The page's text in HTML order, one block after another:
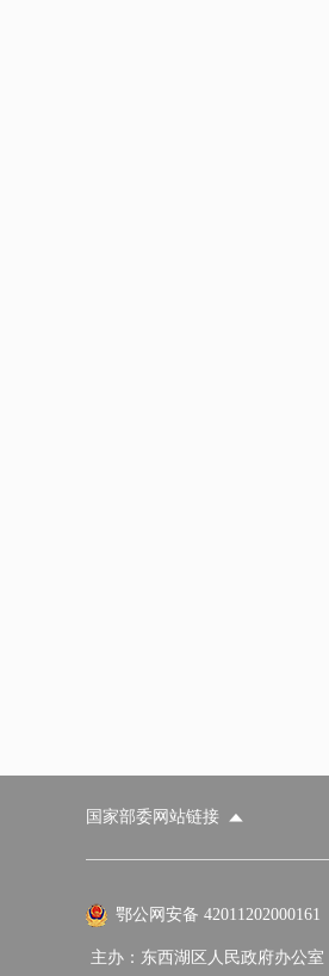
国家部委网站链接
国家部委网站
外交部
鄂公网安备 42011202000161
主办：东西湖区人民政府办公室